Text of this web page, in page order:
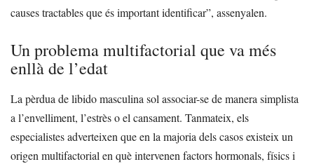
causes tractables que és important identificar”, assenyalen.
Un problema multifactorial que va més
enllà de l’edat
La pèrdua de libido masculina sol associar-se de manera simplista
a l’envelliment, l’estrès o el cansament. Tanmateix, els
especialistes adverteixen que en la majoria dels casos existeix un
origen multifactorial en què intervenen factors hormonals, físics i